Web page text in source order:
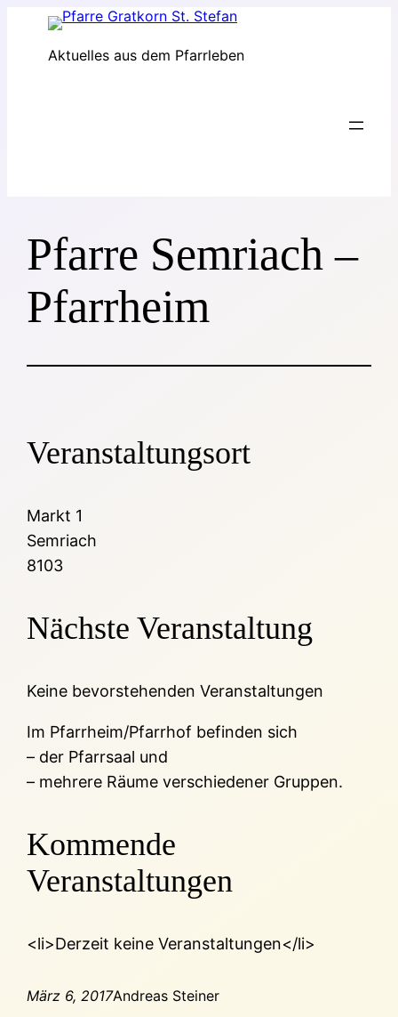
Aktuelles aus dem Pfarrleben
Pfarre Semriach –
Pfarrheim
Veranstaltungsort
Markt 1
Semriach
8103
Nächste Veranstaltung
Keine bevorstehenden Veranstaltungen
Im Pfarrheim/Pfarrhof befinden sich
– der Pfarrsaal und
– mehrere Räume verschiedener Gruppen.
Kommende
Veranstaltungen
<li>Derzeit keine Veranstaltungen</li>
März 6, 2017Andreas Steiner